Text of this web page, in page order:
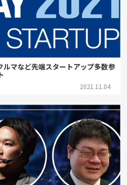
ルマなど先端スタートアップ多数参
2021.11.04